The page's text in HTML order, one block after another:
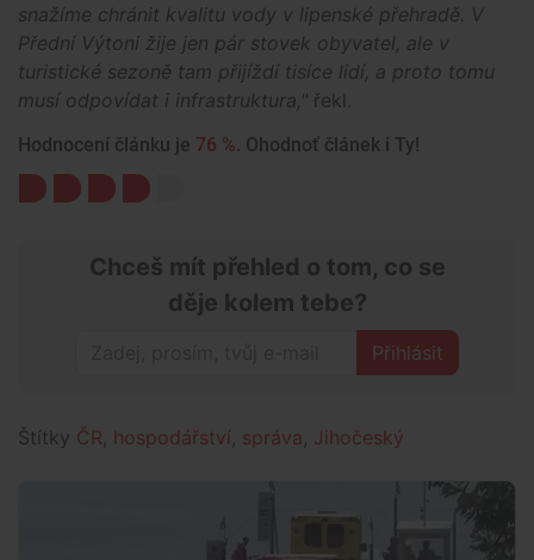
snažíme chránit kvalitu vody v lipenské přehradě. V
Přední Výtoni žije jen pár stovek obyvatel, ale v
turistické sezoně tam přijíždí tisíce lidí, a proto tomu
musí odpovídat i infrastruktura," řekl.
Hodnocení článku je 76 %. Ohodnoť článek i Ty!
Chceš mít přehled o tom, co se
děje kolem tebe?
Přihlásit
Štítky ČR hospodářství správa Jihočeský